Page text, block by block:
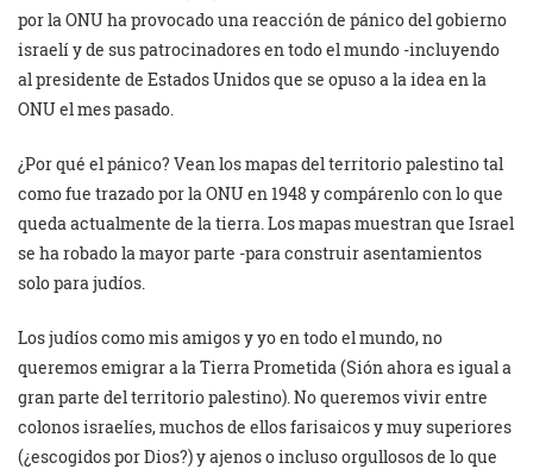
por la ONU ha provocado una reacción de pánico del gobierno
israelí y de sus patrocinadores en todo el mundo -incluyendo
al presidente de Estados Unidos que se opuso a la idea en la
ONU el mes pasado.
¿Por qué el pánico? Vean los mapas del territorio palestino tal
como fue trazado por la ONU en 1948 y compárenlo con lo que
queda actualmente de la tierra. Los mapas muestran que Israel
se ha robado la mayor parte -para construir asentamientos
solo para judíos.
Los judíos como mis amigos y yo en todo el mundo, no
queremos emigrar a la Tierra Prometida (Sión ahora es igual a
gran parte del territorio palestino). No queremos vivir entre
colonos israelíes, muchos de ellos farisaicos y muy superiores
(¿escogidos por Dios?) y ajenos o incluso orgullosos de lo que